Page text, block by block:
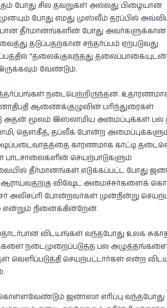
போது சில தவறுகள் அல்லது பிழையான
போது எமது முஸ்லீம் தரப்பில்
தீர்மானங்களின் போது அவர்களுக்கான
தடுப்பதற்கான சந்தர்ப்பம் ஏற்படுவது
“தலைக்குவந்தது தலைப்பாகையுடன்
வேண்டும்.
நடைபெற்றிருந்தன.
ஆணைக்குழுவின் பரிந்துரைகள்
மூலம் இஸ்லாமிய அமைப்புக்கள் பல
தெளகீத், தப்லீக் போன்ற
காரணமாக காட்டி
செயற்பாடுகளும்
தீர்மானங்கள் எடுக்கப்பட்ட போது
ஆராய்வதற்கு விஷேட அமைச்சர்களைக்
அலிசப்ரி போன்றவர்கள் முன்நின்று
என்றும் நினைக்கின்றேன்.
விடயங்கள் வந்தபோது உலக
நடைமுறைப்படுத்த பல
வெளிப்படுத்தி செயற்பட்டார்கள் என்ற
ஜனாஸா எரிப்பு வந்தபோது